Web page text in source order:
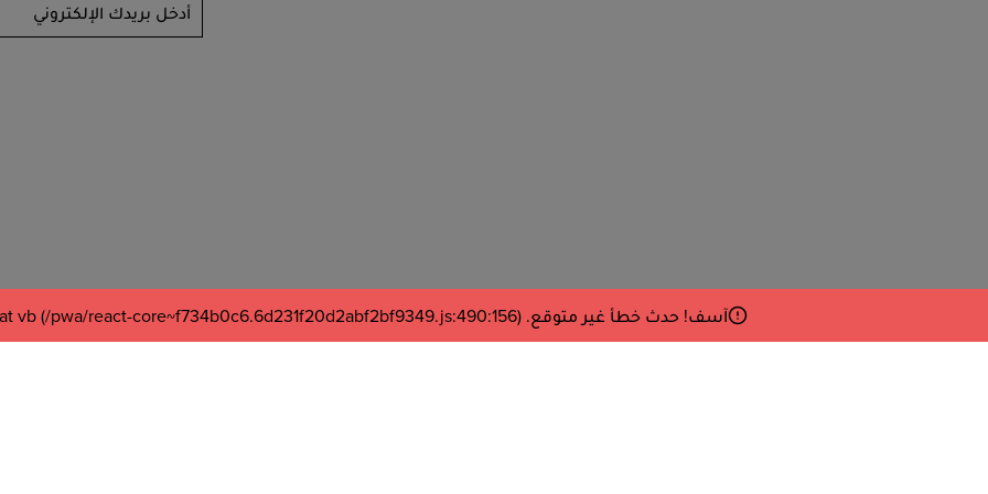
أدخل بريدك الإلكتروني
آسف! حدث خطأ غير متوقع. Debug: Error46D at vb (/pwa/react-core~f734b0c6.6d231f20d2abf2bf9349.js:490:156)